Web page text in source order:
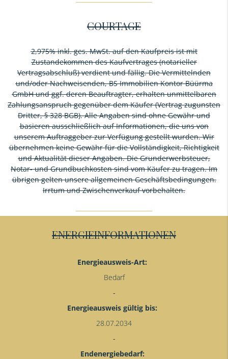
COURTAGE
2,975% inkl. ges. MwSt. auf den Kaufpreis ist mit
Zustandekommen des Kaufvertrages (notarieller
Vertragsabschluß) verdient und fällig. Die Vermittelnden
und/oder Nachweisenden, BS Immobilien Kontor Büürma
GmbH und ggf. deren Beauftragter, erhalten unmittelbaren
Zahlungsanspruch gegenüber dem Käufer (Vertrag zugunsten
Dritter, § 328 BGB). Alle Angaben sind ohne Gewähr und
basieren ausschließlich auf Informationen, die uns von
unserem Auftraggeber zur Verfügung gestellt wurden. Wir
übernehmen keine Gewähr für die Vollständigkeit, Richtigkeit
und Aktualität dieser Angaben. Die Grunderwerbsteuer,
Notar- und Grundbuchkosten sind vom Käufer zu tragen. Im
übrigen gelten unsere allgemeinen Geschäftsbedingungen.
Irrtum und Zwischenverkauf vorbehalten.
ENERGIEINFORMATIONEN
Energieausweis-Art:
Bedarf
Energieausweis gültig bis:
28.07.2034
Endenergiebedarf: